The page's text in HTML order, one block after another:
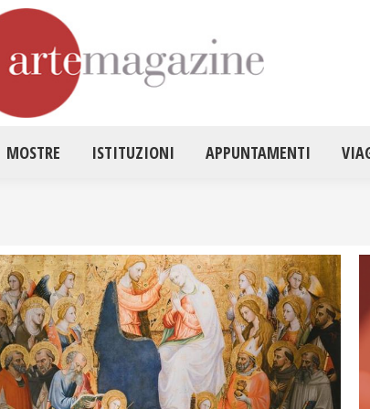
MOSTRE ISTITUZIONI APPUNTAMENTI
HOME